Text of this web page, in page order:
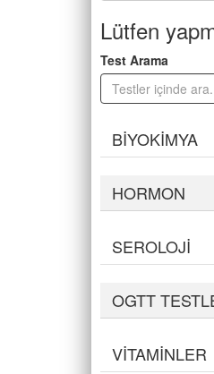
Lütfen
Test Arama
BİYOKİMYA
HORMON
SEROLOJİ
OGTT
VİTAMİNLER